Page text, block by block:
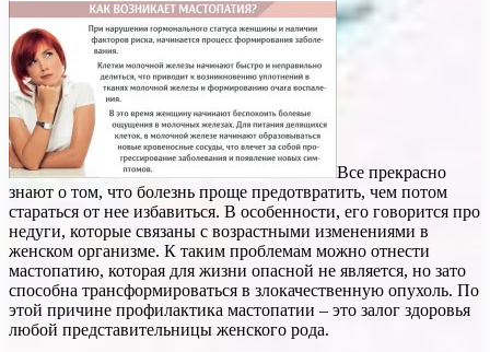
Все прекрасно
знают о том, что болезнь проще предотвратить, чем потом
стараться от нее избавиться. В особенности, его говорится про
недуги, которые связаны с возрастными изменениями в
женском организме. К таким проблемам можно отнести
мастопатию, которая для жизни опасной не является, но зато
способна трансформироваться в злокачественную опухоль. По
этой причине профилактика мастопатии – это залог здоровья
любой представительницы женского рода.